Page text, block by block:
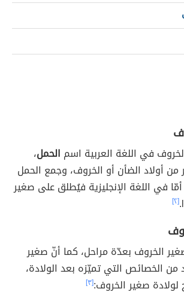
في اللغة العربية اسم الحمل،
أولاد الضأن أو الخروف، وجمع الحمل
أمّا في اللغة الإنجليزية فيُطلق على صغير
[٢]
الخروف بعدّة مراحل، كما أنّ صغير
من الخصائص التي تميّزه بعد الولادة،
صغير الخروف:[٣]